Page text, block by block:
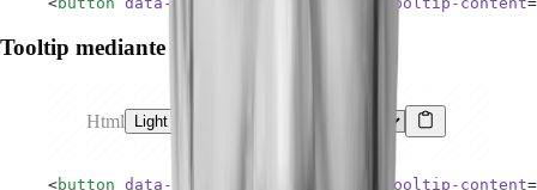
Tooltip mediante click
Html Light
<button data-toggle data-tooltip-content=